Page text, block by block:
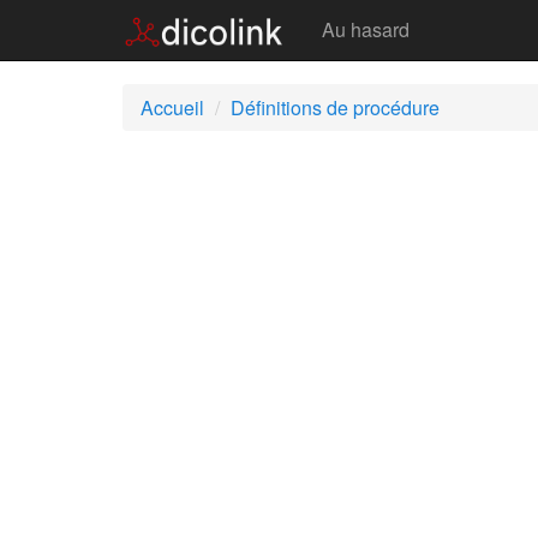
Au hasard
Accueil Définitions de procédure
Procédure